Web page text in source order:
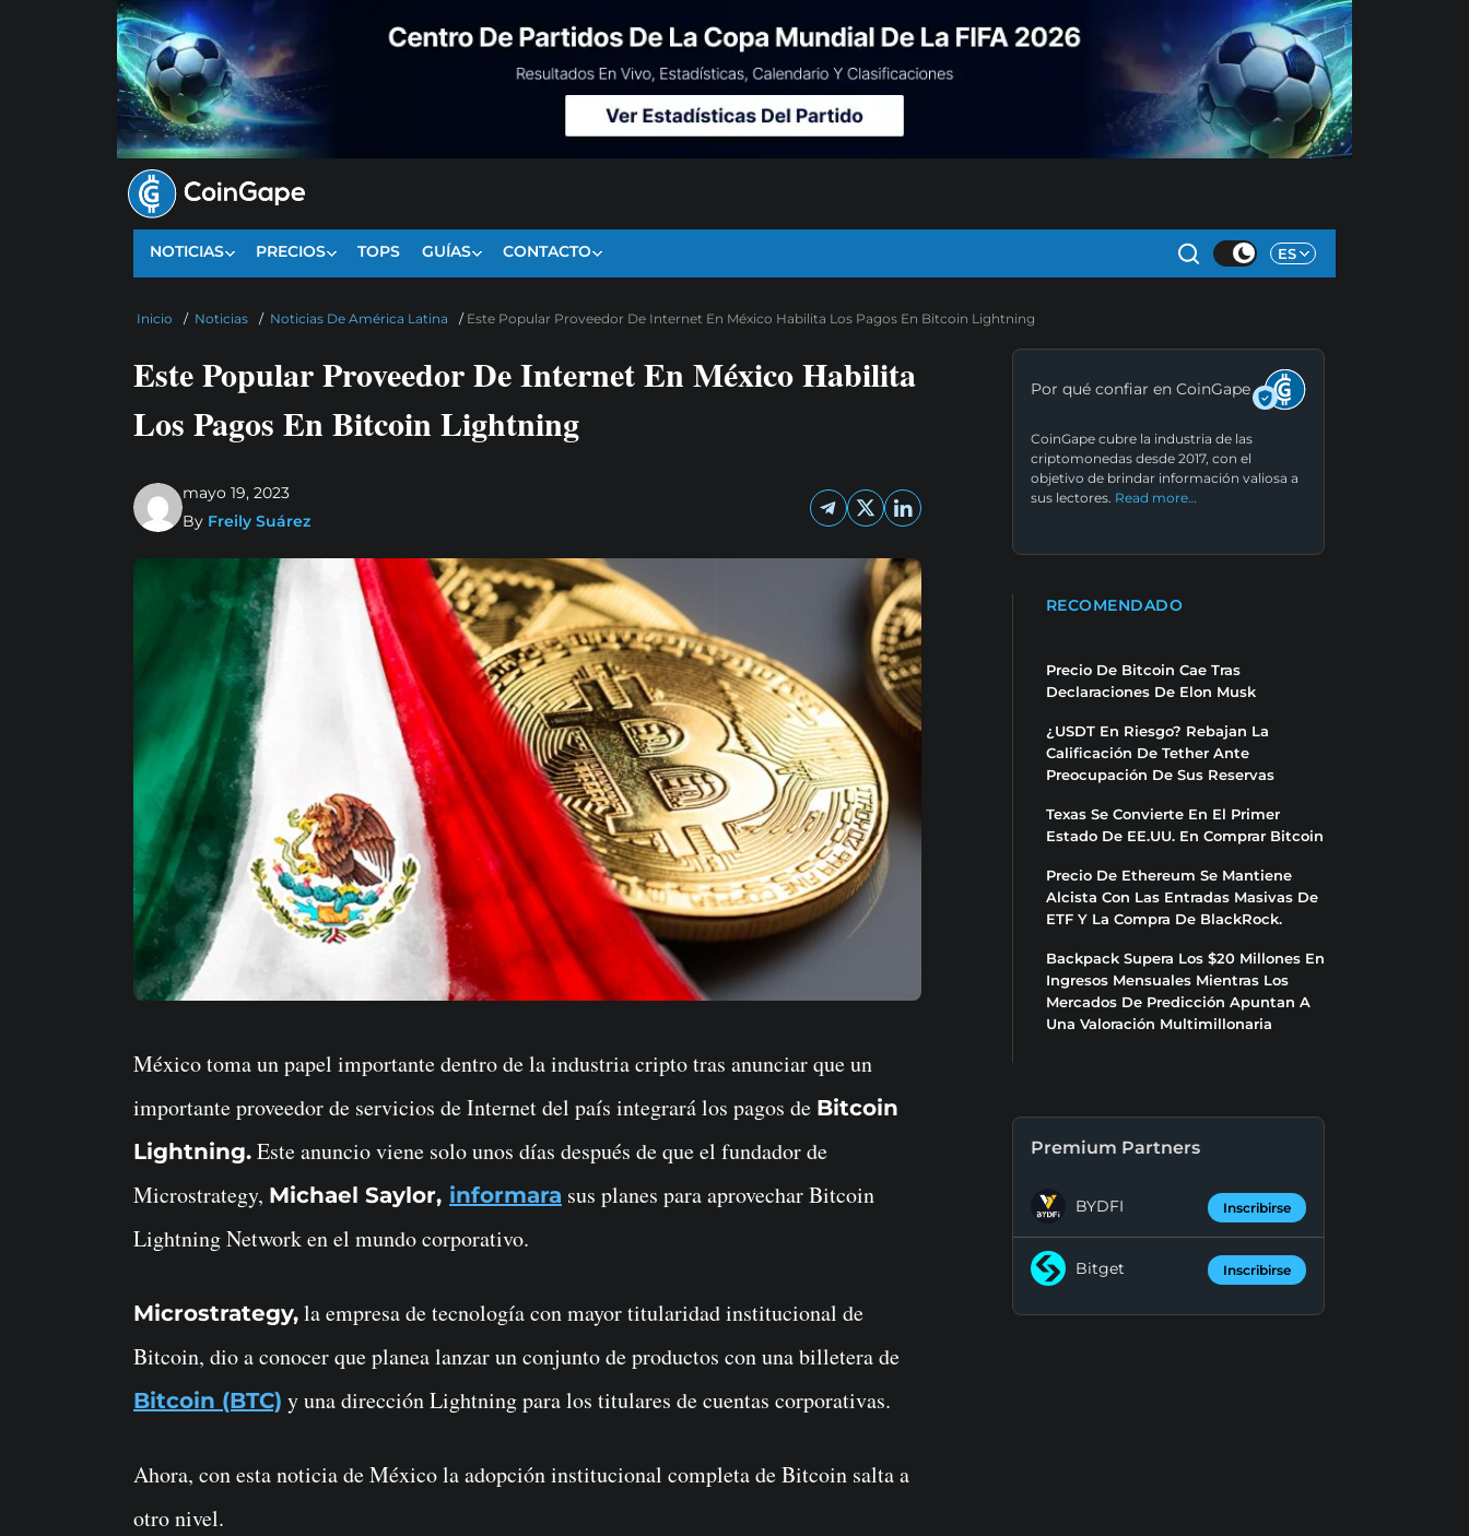
NOTICIAS PRECIOS TOPS GUÍAS CONTACTO ES
Inicio / Noticias / Noticias De América Latina / Este Popular Proveedor De Internet En México Habilita Los Pagos En Bitcoin Lightning
Este Popular Proveedor De Internet En México Habilita
Los Pagos En Bitcoin Lightning
mayo 19, 2023
By Freily Suárez
México toma un papel importante dentro de la industria cripto tras anunciar que un
importante proveedor de servicios de Internet del país integrará los pagos de Bitcoin
Lightning. Este anuncio viene solo unos días después de que el fundador de
Microstrategy, Michael Saylor, informara sus planes para aprovechar Bitcoin
Lightning Network en el mundo corporativo.
Microstrategy, la empresa de tecnología con mayor titularidad institucional de
Bitcoin, dio a conocer que planea lanzar un conjunto de productos con una billetera de
Bitcoin (BTC) y una dirección Lightning para los titulares de cuentas corporativas.
Ahora, con esta noticia de México la adopción institucional completa de Bitcoin salta a
otro nivel.
Por qué confiar en CoinGape
CoinGape cubre la industria de las
criptomonedas desde 2017, con el
objetivo de brindar información valiosa a
sus lectores. Read more…
RECOMENDADO
Precio De Bitcoin Cae Tras
Declaraciones De Elon Musk
¿USDT En Riesgo? Rebajan La
Calificación De Tether Ante
Preocupación De Sus Reservas
Texas Se Convierte En El Primer
Estado De EE.UU. En Comprar Bitcoin
Precio De Ethereum Se Mantiene
Alcista Con Las Entradas Masivas De
ETF Y La Compra De BlackRock.
Backpack Supera Los $20 Millones En
Ingresos Mensuales Mientras Los
Mercados De Predicción Apuntan A
Una Valoración Multimillonaria
Premium Partners
BYDFI Inscribirse
Bitget Inscribirse